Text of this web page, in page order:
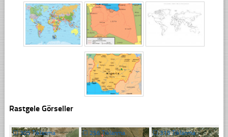
Rastgele Görseller
☐305 Tıklanma ☐256 Tıklanma ☐315 Tıklanma